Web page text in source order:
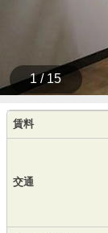
1 / 15
賃料
交通